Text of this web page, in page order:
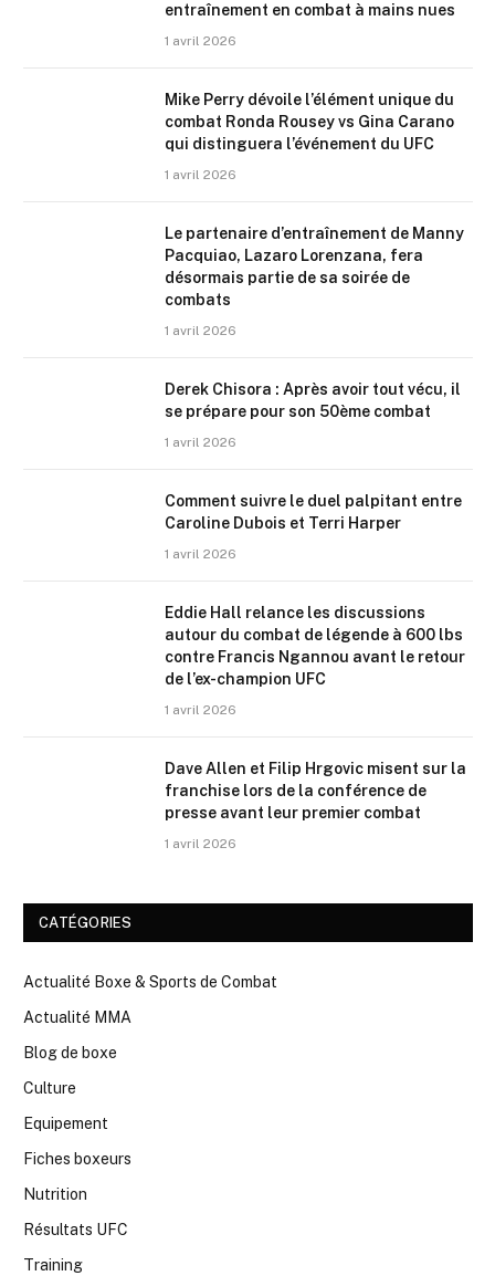
entraînement en combat à mains nues
1 avril 2026
Mike Perry dévoile l’élément unique du
combat Ronda Rousey vs Gina Carano
qui distinguera l’événement du UFC
1 avril 2026
Le partenaire d’entraînement de Manny
Pacquiao, Lazaro Lorenzana, fera
désormais partie de sa soirée de
combats
1 avril 2026
Derek Chisora : Après avoir tout vécu, il
se prépare pour son 50ème combat
1 avril 2026
Comment suivre le duel palpitant entre
Caroline Dubois et Terri Harper
1 avril 2026
Eddie Hall relance les discussions
autour du combat de légende à 600 lbs
contre Francis Ngannou avant le retour
de l’ex-champion UFC
1 avril 2026
Dave Allen et Filip Hrgovic misent sur la
franchise lors de la conférence de
presse avant leur premier combat
1 avril 2026
CATÉGORIES
Actualité Boxe & Sports de Combat
Actualité MMA
Blog de boxe
Culture
Equipement
Fiches boxeurs
Nutrition
Résultats UFC
Training